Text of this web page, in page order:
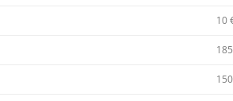
10